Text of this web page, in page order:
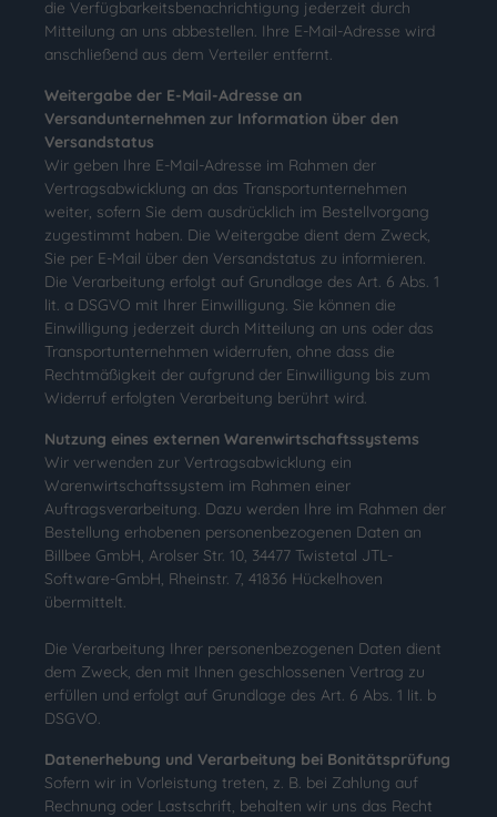
die Verfügbarkeitsbenachrichtigung jederzeit durch
Mitteilung an uns abbestellen. Ihre E-Mail-Adresse wird
anschließend aus dem Verteiler entfernt.
Weitergabe der E-Mail-Adresse an
Versandunternehmen zur Information über den
Versandstatus
Wir geben Ihre E-Mail-Adresse im Rahmen der
Vertragsabwicklung an das Transportunternehmen
weiter, sofern Sie dem ausdrücklich im Bestellvorgang
zugestimmt haben. Die Weitergabe dient dem Zweck,
Sie per E-Mail über den Versandstatus zu informieren.
Die Verarbeitung erfolgt auf Grundlage des Art. 6 Abs. 1
lit. a DSGVO mit Ihrer Einwilligung. Sie können die
Einwilligung jederzeit durch Mitteilung an uns oder das
Transportunternehmen widerrufen, ohne dass die
Rechtmäßigkeit der aufgrund der Einwilligung bis zum
Widerruf erfolgten Verarbeitung berührt wird.
Nutzung eines externen Warenwirtschaftssystems
Wir verwenden zur Vertragsabwicklung ein
Warenwirtschaftssystem im Rahmen einer
Auftragsverarbeitung. Dazu werden Ihre im Rahmen der
Bestellung erhobenen personenbezogenen Daten an
Billbee GmbH, Arolser Str. 10, 34477 Twistetal JTL-
Software-GmbH, Rheinstr. 7, 41836 Hückelhoven
übermittelt.
Die Verarbeitung Ihrer personenbezogenen Daten dient
dem Zweck, den mit Ihnen geschlossenen Vertrag zu
erfüllen und erfolgt auf Grundlage des Art. 6 Abs. 1 lit. b
DSGVO.
Datenerhebung und Verarbeitung bei Bonitätsprüfung
Sofern wir in Vorleistung treten, z. B. bei Zahlung auf
Rechnung oder Lastschrift, behalten wir uns das Recht